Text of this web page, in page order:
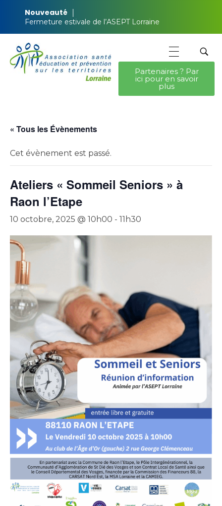
Nouveauté
Fermeture estivale de l’ASEPT Lorraine
Partenaires ? Par
ici pour en savoir
plus
« Tous les Évènements
Cet évènement est passé.
Ateliers « Sommeil Seniors » à
Raon l’Etape
10 octobre, 2025 @ 10h00 - 11h30